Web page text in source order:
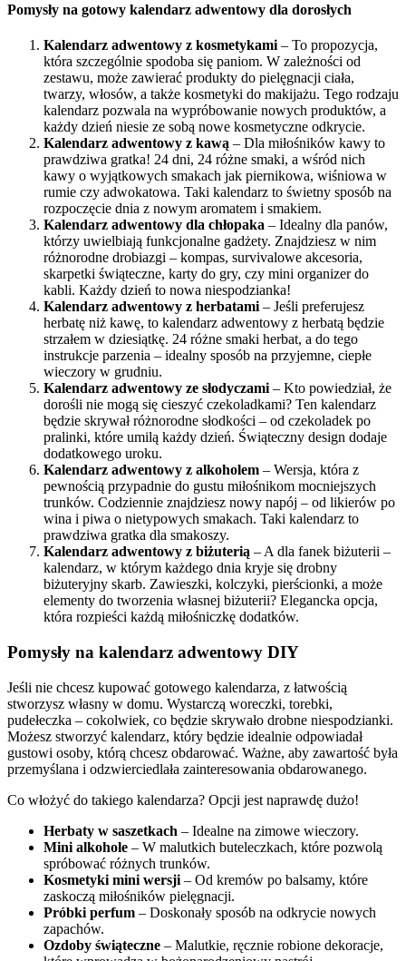
Pomysły na gotowy kalendarz adwentowy dla dorosłych
Kalendarz adwentowy z kosmetykami – To propozycja,
która szczególnie spodoba się paniom. W zależności od
zestawu, może zawierać produkty do pielęgnacji ciała,
twarzy, włosów, a także kosmetyki do makijażu. Tego rodzaju
kalendarz pozwala na wypróbowanie nowych produktów, a
każdy dzień niesie ze sobą nowe kosmetyczne odkrycie.
Kalendarz adwentowy z kawą – Dla miłośników kawy to
prawdziwa gratka! 24 dni, 24 różne smaki, a wśród nich
kawy o wyjątkowych smakach jak piernikowa, wiśniowa w
rumie czy adwokatowa. Taki kalendarz to świetny sposób na
rozpoczęcie dnia z nowym aromatem i smakiem.
Kalendarz adwentowy dla chłopaka – Idealny dla panów,
którzy uwielbiają funkcjonalne gadżety. Znajdziesz w nim
różnorodne drobiazgi – kompas, survivalowe akcesoria,
skarpetki świąteczne, karty do gry, czy mini organizer do
kabli. Każdy dzień to nowa niespodzianka!
Kalendarz adwentowy z herbatami – Jeśli preferujesz
herbatę niż kawę, to kalendarz adwentowy z herbatą będzie
strzałem w dziesiątkę. 24 różne smaki herbat, a do tego
instrukcje parzenia – idealny sposób na przyjemne, ciepłe
wieczory w grudniu.
Kalendarz adwentowy ze słodyczami – Kto powiedział, że
dorośli nie mogą się cieszyć czekoladkami? Ten kalendarz
będzie skrywał różnorodne słodkości – od czekoladek po
pralinki, które umilą każdy dzień. Świąteczny design dodaje
dodatkowego uroku.
Kalendarz adwentowy z alkoholem – Wersja, która z
pewnością przypadnie do gustu miłośnikom mocniejszych
trunków. Codziennie znajdziesz nowy napój – od likierów po
wina i piwa o nietypowych smakach. Taki kalendarz to
prawdziwa gratka dla smakoszy.
Kalendarz adwentowy z biżuterią – A dla fanek biżuterii –
kalendarz, w którym każdego dnia kryje się drobny
biżuteryjny skarb. Zawieszki, kolczyki, pierścionki, a może
elementy do tworzenia własnej biżuterii? Elegancka opcja,
która rozpieści każdą miłośniczkę dodatków.
Pomysły na kalendarz adwentowy DIY
Jeśli nie chcesz kupować gotowego kalendarza, z łatwością
stworzysz własny w domu. Wystarczą woreczki, torebki,
pudełeczka – cokolwiek, co będzie skrywało drobne niespodzianki.
Możesz stworzyć kalendarz, który będzie idealnie odpowiadał
gustowi osoby, którą chcesz obdarować. Ważne, aby zawartość była
przemyślana i odzwierciedlała zainteresowania obdarowanego.
Co włożyć do takiego kalendarza? Opcji jest naprawdę dużo!
Herbaty w saszetkach – Idealne na zimowe wieczory.
Mini alkohole – W malutkich buteleczkach, które pozwolą
spróbować różnych trunków.
Kosmetyki mini wersji – Od kremów po balsamy, które
zaskoczą miłośników pielęgnacji.
Próbki perfum – Doskonały sposób na odkrycie nowych
zapachów.
Ozdoby świąteczne – Malutkie, ręcznie robione dekoracje,